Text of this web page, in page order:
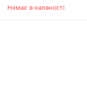
Немає в наявності